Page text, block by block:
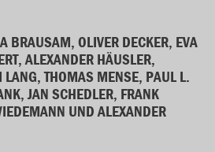
BRAUSAM, OLIVER DECKER, EVA
ALEXANDER HÄUSLER,
LANG, THOMAS MENSE, PAUL L.
JAN SCHEDLER, FRANK
UND ALEXANDER